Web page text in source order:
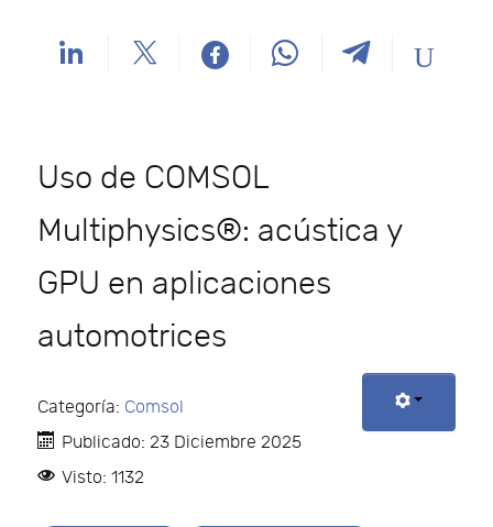
Uso de COMSOL
Multiphysics®: acústica y
GPU en aplicaciones
automotrices
Categoría: Comsol
Publicado: 23 Diciembre 2025
Visto: 1132